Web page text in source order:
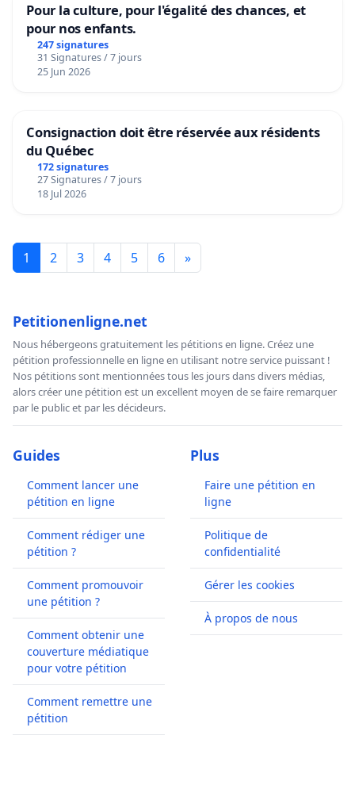
Pour la culture, pour l'égalité des chances, et
pour nos enfants.
247 signatures
31 Signatures / 7 jours
25 Jun 2026
Consignaction doit être réservée aux résidents
du Québec
172 signatures
27 Signatures / 7 jours
18 Jul 2026
1 2 3 4 5 6 »
Petitionenligne.net
Nous hébergeons gratuitement les pétitions en ligne. Créez une
pétition professionnelle en ligne en utilisant notre service puissant !
Nos pétitions sont mentionnées tous les jours dans divers médias,
alors créer une pétition est un excellent moyen de se faire remarquer
par le public et par les décideurs.
Guides
Comment lancer une
pétition en ligne
Comment rédiger une
pétition ?
Comment promouvoir
une pétition ?
Comment obtenir une
couverture médiatique
pour votre pétition
Comment remettre une
pétition
Plus
Faire une pétition en
ligne
Politique de
confidentialité
Gérer les cookies
À propos de nous